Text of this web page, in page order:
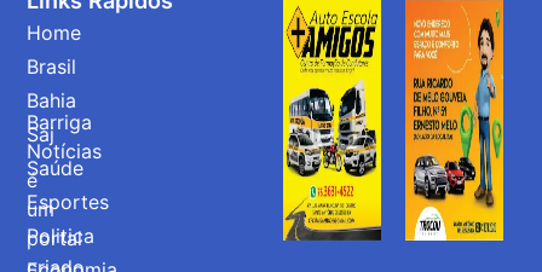
Barriga
Notícias
é
um
portal
Home
Brasil
Bahia
Saj
Saúde
Esportes
Politica